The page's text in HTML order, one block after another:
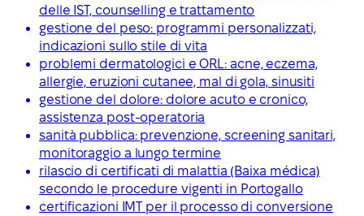
delle IST, counselling e trattamento
gestione del peso: programmi personalizzati,
indicazioni sullo stile di vita
problemi dermatologici e ORL: acne, eczema,
allergie, eruzioni cutanee, mal di gola, sinusiti
gestione del dolore: dolore acuto e cronico,
assistenza post-operatoria
sanità pubblica: prevenzione, screening sanitari,
monitoraggio a lungo termine
rilascio di certificati di malattia (Baixa médica)
secondo le procedure vigenti in Portogallo
certificazioni IMT per il processo di conversione